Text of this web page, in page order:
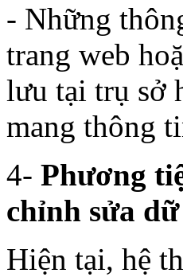
- Những
trang web
lưu tại trụ sở
mang thông
4- Phương
chỉnh sửa
Hiện tại, hệ